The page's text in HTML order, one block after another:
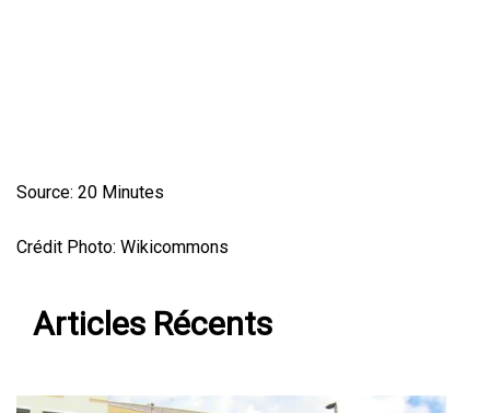
Source: 20 Minutes
Crédit Photo: Wikicommons
Articles Récents